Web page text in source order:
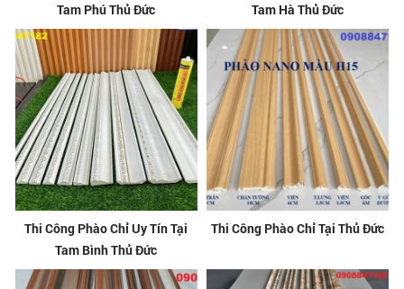
Tam Phú Thủ Đức
Tam Hà Thủ Đức
Thi Công Phào Chỉ Uy Tín Tại
Tam Bình Thủ Đức
Thi Công Phào Chỉ Tại Thủ Đức